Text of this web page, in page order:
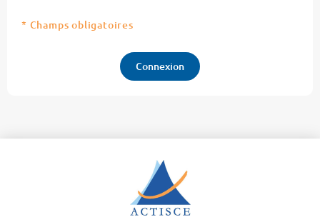
* Champs obligatoires